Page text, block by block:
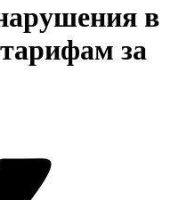
в
за